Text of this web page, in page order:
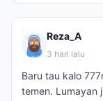
Reza_A
3 hari lalu
Baru tau kalo
temen. Lumayan